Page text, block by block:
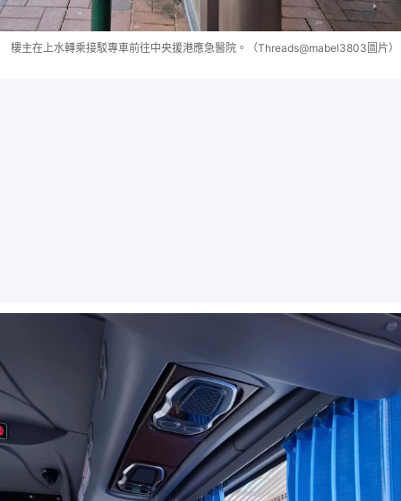
樓主在上水轉乘接駁專車前往中央援港應急醫院。（Threads@mabel3803圖片）